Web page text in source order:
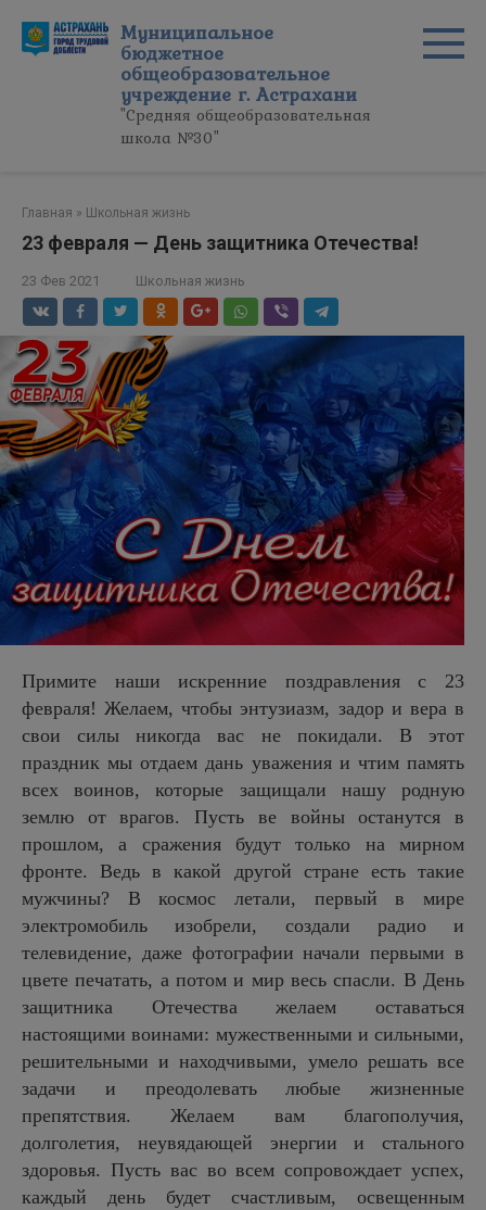
контенту
Муниципальное
бюджетное
общеобразовательное
учреждение г. Астрахани
"Средняя общеобразовательная
школа №30"
Главная » Школьная жизнь
23 февраля — День защитника Отечества!
23 Фев 2021 Школьная жизнь
Примите наши искренние поздравления с 23
февраля! Желаем, чтобы энтузиазм, задор и вера в
свои силы никогда вас не покидали. В этот
праздник мы отдаем дань уважения и чтим память
всех воинов, которые защищали нашу родную
землю от врагов. Пусть ве войны останутся в
прошлом, а сражения будут только на мирном
фронте. Ведь в какой другой стране есть такие
мужчины? В космос летали, первый в мире
электромобиль изобрели, создали радио и
телевидение, даже фотографии начали первыми в
цвете печатать, а потом и мир весь спасли. В День
защитника Отечества желаем оставаться
настоящими воинами: мужественными и сильными,
решительными и находчивыми, умело решать все
задачи и преодолевать любые жизненные
препятствия. Желаем вам благополучия,
долголетия, неувядающей энергии и стального
здоровья. Пусть вас во всем сопровождает успех,
каждый день будет счастливым, освещенным